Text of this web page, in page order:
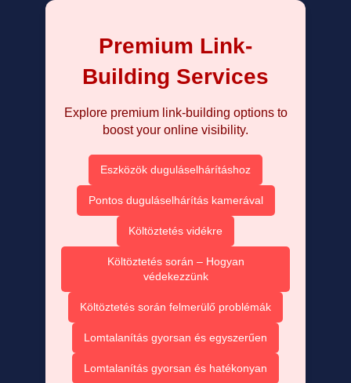
Premium Link-
Building Services
Explore premium link-building options to
boost your online visibility.
Eszközök duguláselhárításhoz
Pontos duguláselhárítás kamerával
Költöztetés vidékre
Költöztetés során – Hogyan
védekezzünk
Költöztetés során felmerülő problémák
Lomtalanítás gyorsan és egyszerűen
Lomtalanítás gyorsan és hatékonyan